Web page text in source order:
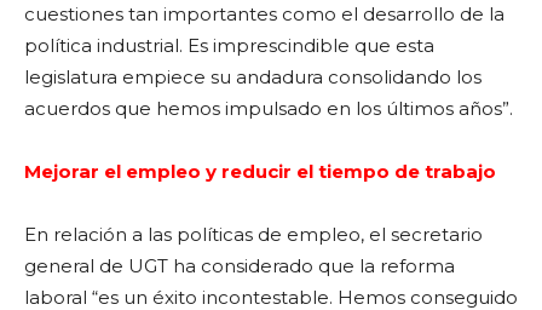
cuestiones tan importantes como el desarrollo de la
política industrial. Es imprescindible que esta
legislatura empiece su andadura consolidando los
acuerdos que hemos impulsado en los últimos años”.
Mejorar el empleo y reducir el tiempo de trabajo
En relación a las políticas de empleo, el secretario
general de UGT ha considerado que la reforma
laboral “es un éxito incontestable. Hemos conseguido